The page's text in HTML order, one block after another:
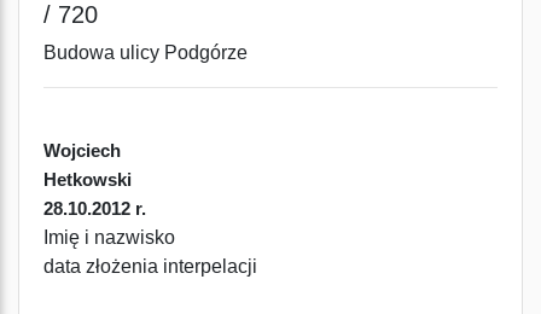
/ 720
Budowa ulicy Podgórze
Wojciech
Hetkowski
28.10.2012 r.
Imię i nazwisko
data złożenia interpelacji